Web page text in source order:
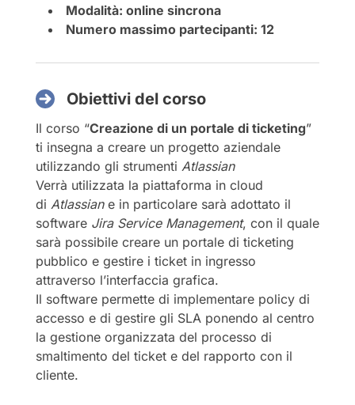
Modalità: online sincrona
Numero massimo partecipanti: 12
Obiettivi del corso
Il corso “Creazione di un portale di ticketing”
ti insegna a creare un progetto aziendale
utilizzando gli strumenti Atlassian
Verrà utilizzata la piattaforma in cloud
di Atlassian e in particolare sarà adottato il
software Jira Service Management, con il quale
sarà possibile creare un portale di ticketing
pubblico e gestire i ticket in ingresso
attraverso l’interfaccia grafica.
Il software permette di implementare policy di
accesso e di gestire gli SLA ponendo al centro
la gestione organizzata del processo di
smaltimento del ticket e del rapporto con il
cliente.